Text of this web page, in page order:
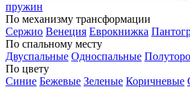
пружин
По механизму трансформации
Сержио Венеция Еврокнижка
По спальному месту
Двуспальные Односпальные
По цвету
Синие Бежевые Зеленые Коричневые